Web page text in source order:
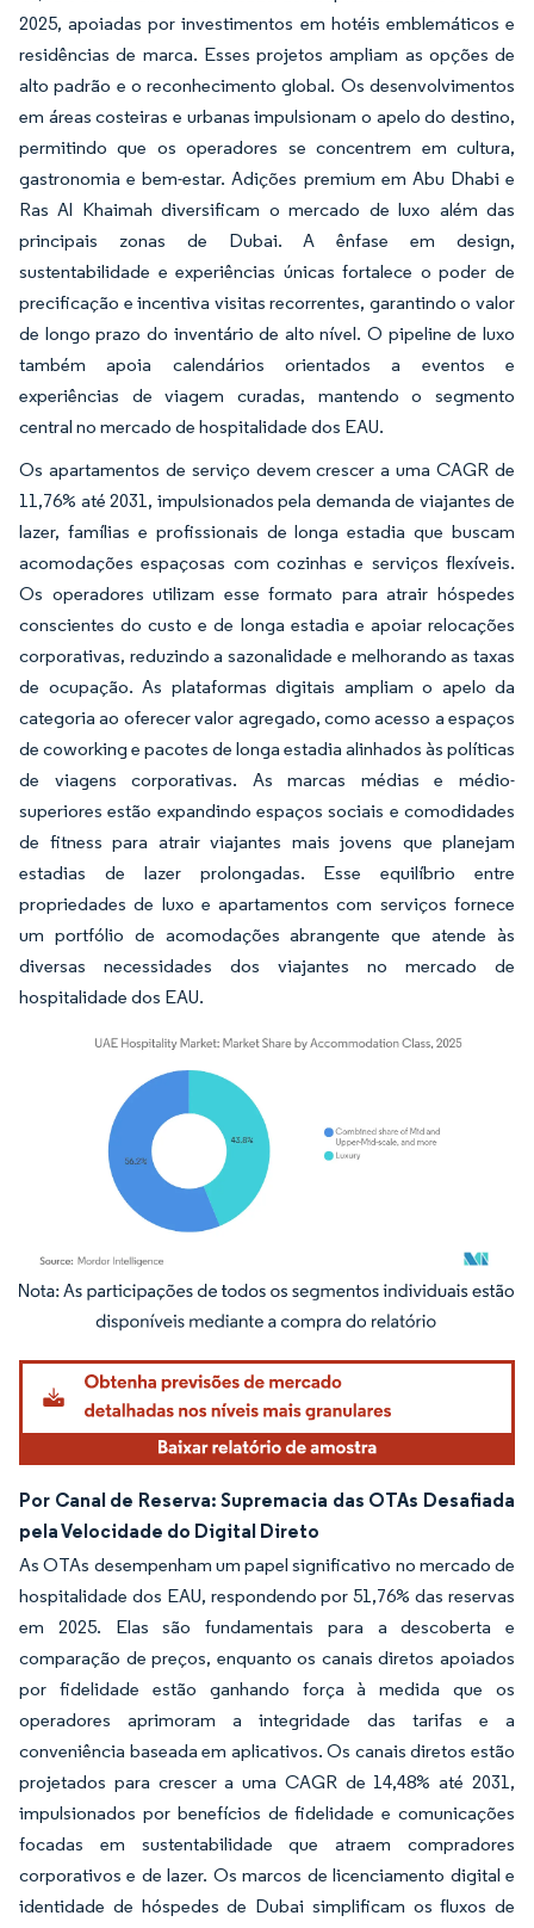
2025, apoiadas por investimentos em hotéis emblemáticos e
residências de marca. Esses projetos ampliam as opções de
alto padrão e o reconhecimento global. Os desenvolvimentos
em áreas costeiras e urbanas impulsionam o apelo do destino,
permitindo que os operadores se concentrem em cultura,
gastronomia e bem-estar. Adições premium em Abu Dhabi e
Ras Al Khaimah diversificam o mercado de luxo além das
principais zonas de Dubai. A ênfase em design,
sustentabilidade e experiências únicas fortalece o poder de
precificação e incentiva visitas recorrentes, garantindo o valor
de longo prazo do inventário de alto nível. O pipeline de luxo
também apoia calendários orientados a eventos e
experiências de viagem curadas, mantendo o segmento
central no mercado de hospitalidade dos EAU.
Os apartamentos de serviço devem crescer a uma CAGR de
11,76% até 2031, impulsionados pela demanda de viajantes de
lazer, famílias e profissionais de longa estadia que buscam
acomodações espaçosas com cozinhas e serviços flexíveis.
Os operadores utilizam esse formato para atrair hóspedes
conscientes do custo e de longa estadia e apoiar relocações
corporativas, reduzindo a sazonalidade e melhorando as taxas
de ocupação. As plataformas digitais ampliam o apelo da
categoria ao oferecer valor agregado, como acesso a espaços
de coworking e pacotes de longa estadia alinhados às políticas
de viagens corporativas. As marcas médias e médio-
superiores estão expandindo espaços sociais e comodidades
de fitness para atrair viajantes mais jovens que planejam
estadias de lazer prolongadas. Esse equilíbrio entre
propriedades de luxo e apartamentos com serviços fornece
um portfólio de acomodações abrangente que atende às
diversas necessidades dos viajantes no mercado de
hospitalidade dos EAU.
Imagem © Mordor Intelligence. O reuso requer atribuição conforme CC BY 4.0.
Por Canal de Reserva: Supremacia das OTAs Desafiada
pela Velocidade do Digital Direto
As OTAs desempenham um papel significativo no mercado de
hospitalidade dos EAU, respondendo por 51,76% das reservas
em 2025. Elas são fundamentais para a descoberta e
comparação de preços, enquanto os canais diretos apoiados
por fidelidade estão ganhando força à medida que os
operadores aprimoram a integridade das tarifas e a
conveniência baseada em aplicativos. Os canais diretos estão
projetados para crescer a uma CAGR de 14,48% até 2031,
impulsionados por benefícios de fidelidade e comunicações
focadas em sustentabilidade que atraem compradores
corporativos e de lazer. Os marcos de licenciamento digital e
identidade de hóspedes de Dubai simplificam os fluxos de